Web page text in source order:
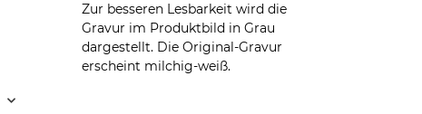
Zur besseren Lesbarkeit wird die
Gravur im Produktbild in Grau
dargestellt. Die Original-Gravur
erscheint milchig-weiß.